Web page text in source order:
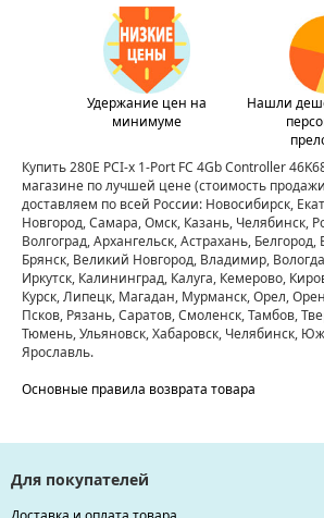
Удержание цен на
минимуме
Нашли
Купить 280E PCI-x 1-Port FC 4Gb Controller
магазине по лучшей цене(стоимость
доставляем по всей России: Новосибирск,
Новгород, Самара, Омск, Казань, Челябинск,
Волгоград, Архангельск, Астрахань,
Брянск, Великий Новгород, Владимир,
Иркутск, Калининград, Калуга, Кемерово,
Курск, Липецк, Магадан, Мурманск, Орел,
Псков, Рязань, Саратов, Смоленск, Тамбов,
Тюмень, Ульяновск, Хабаровск, Челябинск,
Ярославль.
Основные правила возврата товара
Для покупателей